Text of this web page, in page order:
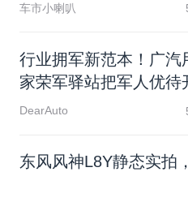
车市小喇叭
行业拥军新范本 ！ 广汽
家荣军驿站把军 人优待
4S店
DearAuto
东风风神L8Y静态实拍